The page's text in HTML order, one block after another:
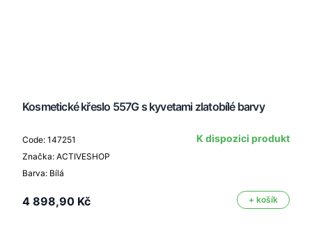
Kosmetické křeslo 557G s kyvetami zlatobílé barvy
Code: 147251
Značka: ACTIVESHOP
Barva: Bílá
K dispozici produkt
4 898,90 Kč + košík